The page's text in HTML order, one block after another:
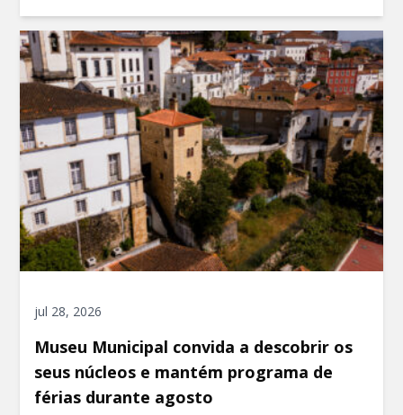
jul 28, 2026
Museu Municipal convida a descobrir os
seus núcleos e mantém programa de
férias durante agosto